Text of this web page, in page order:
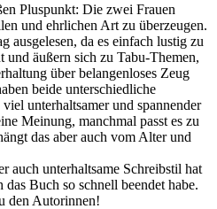
Pluspunkt: Die zwei Frauen
und ehrlichen Art zu überzeugen.
ausgelesen, da es einfach lustig zu
und äußern sich zu Tabu-Themen,
über belangenloses Zeug
beide unterschiedliche
unterhaltsamer und spannender
Meinung, manchmal passt es zu
das aber auch vom Alter und
auch unterhaltsame Schreibstil hat
das Buch so schnell beendet habe.
den Autorinnen!